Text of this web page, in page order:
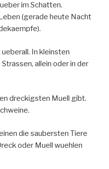
im Schatten.
(gerade heute Nacht
In kleinsten
allein oder in der
dreckigsten Muell gibt.
die saubersten Tiere
oder Muell wuehlen